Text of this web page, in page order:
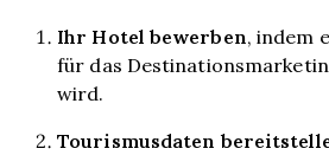
Ihr Hotel bewerben, indem
für das
wird.
Tourismusdaten